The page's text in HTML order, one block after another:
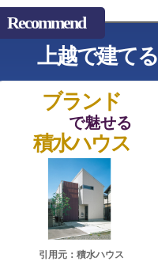
上越で建てる
Recommend
ブランド
で魅せる
積水ハウス
引用元：積水ハウス